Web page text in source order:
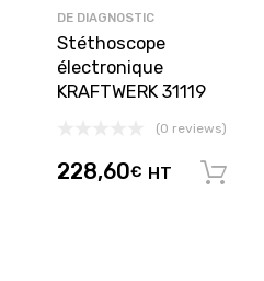
DE DIAGNOSTIC
Stéthoscope
électronique
KRAFTWERK 31119
(0 reviews)
228,60€ HT